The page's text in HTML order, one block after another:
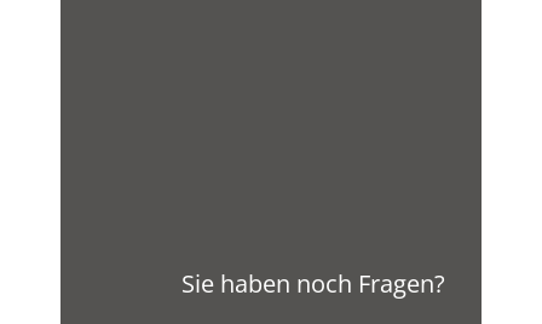
Sie haben noch Fragen?